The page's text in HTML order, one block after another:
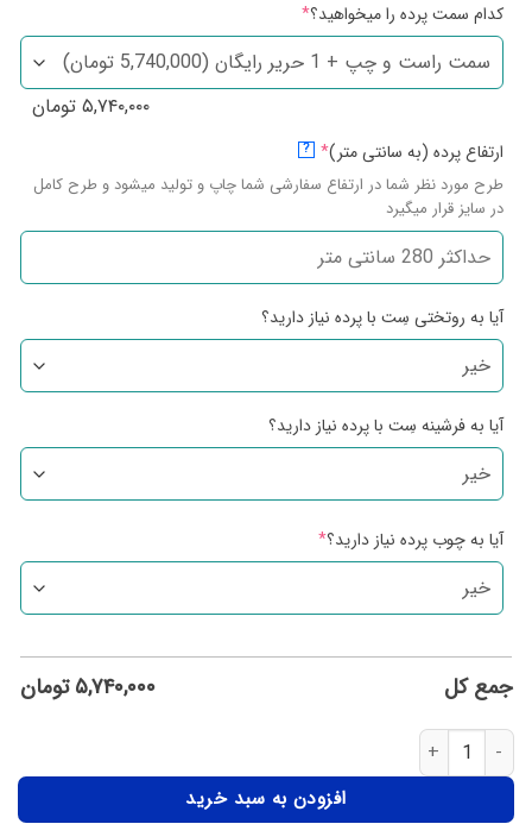
کدام سمت پرده را میخواهید؟*
۵,۷۴۰,۰۰۰ تومان
ارتفاع پرده (به سانتی متر)*
?
طرح مورد نظر شما در ارتفاع سفارشی شما چاپ و تولید میشود و طرح کامل
در سایز قرار میگیرد
آیا به روتختی سِت با پرده نیاز دارید؟
آیا به فرشینه سِت با پرده نیاز دارید؟
آیا به چوب پرده نیاز دارید؟*
جمع کل ۵,۷۴۰,۰۰۰ تومان
افزودن به سبد خرید